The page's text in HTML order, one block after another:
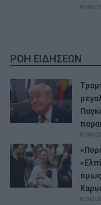
02/08/
ΡΟΗ ΕΙΔΗΣΕΩΝ
06/08/
06/08/